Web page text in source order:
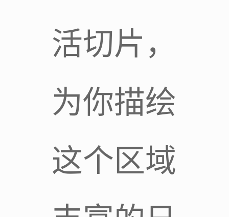
活切片，
为你描绘
这个区域